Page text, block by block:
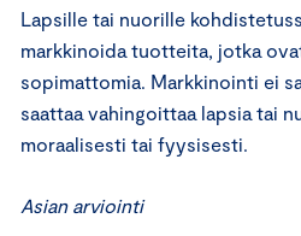
Lapsille tai nuorille
markkinoida tuotteita, jotka
sopimattomia. Markkinointi ei
saattaa vahingoittaa lapsia tai
moraalisesti tai fyysisesti.
Asian arviointi